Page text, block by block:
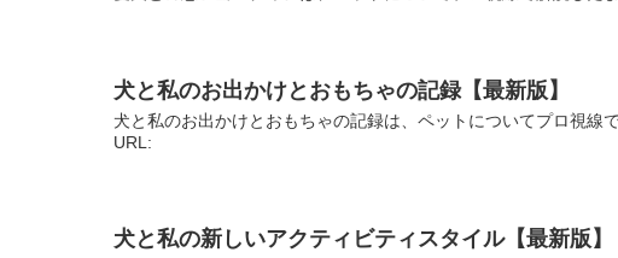
犬と私のお出かけとおもちゃの記録【最新版】
犬と私のお出かけとおもちゃの記録は、ペットについてプロ視線
URL:
犬と私の新しいアクティビティスタイル【最新版】